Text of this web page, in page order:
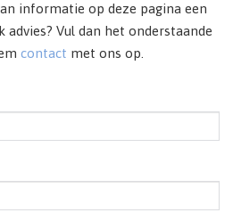
informatie op deze pagina een
Vul dan het onderstaande
contact met ons op.